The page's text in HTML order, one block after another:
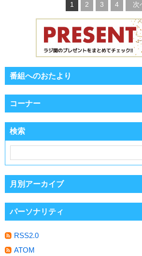
1 2 3 4 次
番組へのおたより
コーナー
検索
月別アーカイブ
パーソナリティ
RSS2.0
ATOM